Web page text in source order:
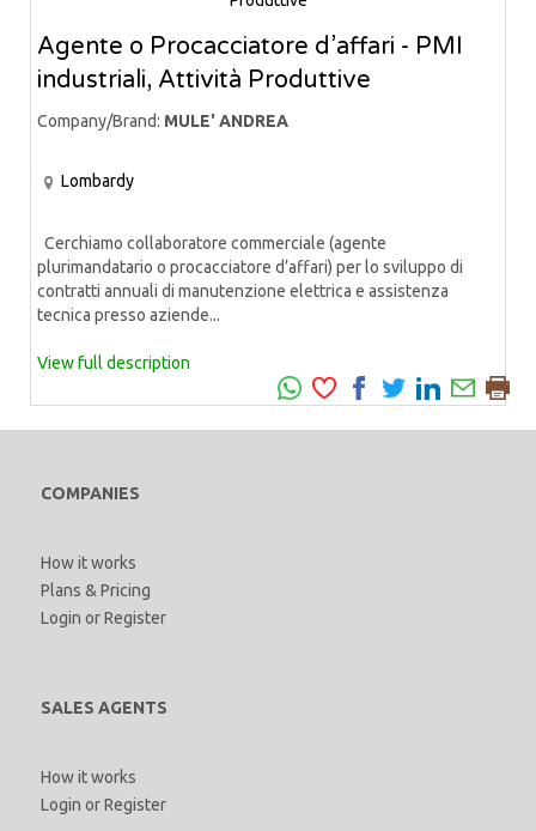
Agente o Procacciatore d’affari - PMI
industriali, Attività Produttive
Company/Brand: MULE' ANDREA
Lombardy
Cerchiamo collaboratore commerciale (agente
plurimandatario o procacciatore d’affari) per lo sviluppo di
contratti annuali di manutenzione elettrica e assistenza
tecnica presso aziende...
View full description
COMPANIES
How it works
Plans & Pricing
Login orRegister
SALES AGENTS
How it works
Login orRegister